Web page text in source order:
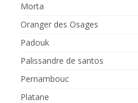
Morta
Oranger des Osages
Padouk
Palissandre de santos
Pernambouc
Platane